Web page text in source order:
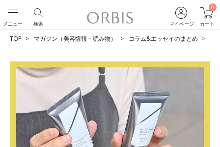
マイページ
0
カート
検索
メニュー
TOP マガジン（美容情報・読み物） コラム&エッセイのまとめ